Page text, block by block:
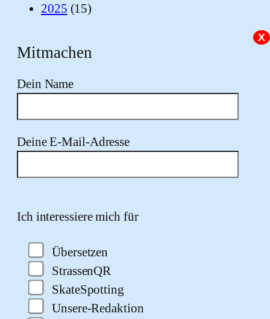
2025 (15)
X
Mitmachen
Dein Name
Deine E-Mail-Adresse
Ich interessiere mich für
Übersetzen
StrassenQR
SkateSpotting
Unsere-Redaktion